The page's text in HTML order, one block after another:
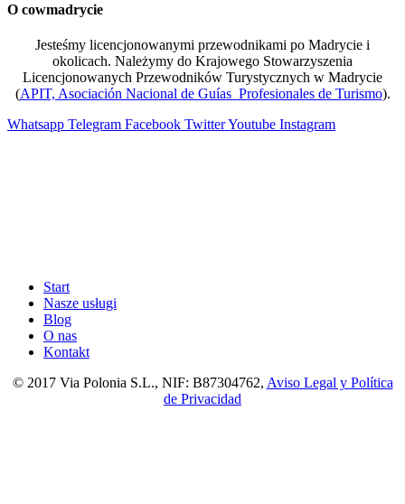
O cowmadrycie
Jesteśmy licencjonowanymi przewodnikami po Madrycie i
okolicach. Należymy do Krajowego Stowarzyszenia
Licencjonowanych Przewodników Turystycznych w Madrycie
(APIT, Asociación Nacional de Guías Profesionales de Turismo).
Whatsapp Telegram Facebook TwitterYoutube Instagram
Start
Nasze usługi
Blog
O nas
Kontakt
© 2017 Via Polonia S.L., NIF: B87304762, Aviso Legal y Política
de Privacidad